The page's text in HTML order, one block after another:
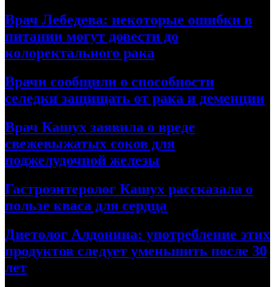
Врач Лебедева: некоторые ошибки в
питании могут довести до
колоректального рака
Врачи сообщили о способности
селедки защищать от рака и деменции
Врач Кашух заявила о вреде
свежевыжатых соков для
поджелудочной железы
Гастроэнтеролог Кашух рассказала о
пользе кваса для сердца
Диетолог Алдонина: употребление этих
продуктов следует уменьшить после 30
лет